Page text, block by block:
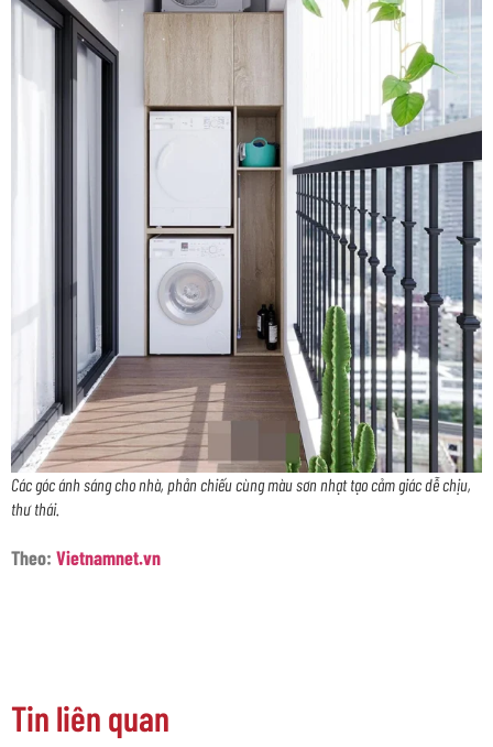
Các góc ánh sáng cho nhà, phản chiếu cùng màu sơn nhạt tạo cảm giác dễ chịu,
thư thái.
Theo: Vietnamnet.vn
Tin liên quan